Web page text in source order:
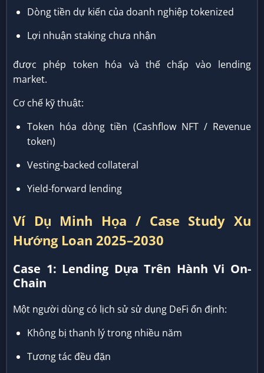
Dòng tiền dự kiến của doanh nghiệp tokenized
Lợi nhuận staking chưa nhận
được phép token hóa và thế chấp vào lending
market.
Cơ chế kỹ thuật:
Token hóa dòng tiền (Cashflow NFT / Revenue
token)
Vesting-backed collateral
Yield-forward lending
Ví Dụ Minh Họa / Case Study Xu
Hướng Loan 2025–2030
Case 1: Lending Dựa Trên Hành Vi On-
Chain
Một người dùng có lịch sử sử dụng DeFi ổn định:
Không bị thanh lý trong nhiều năm
Tương tác đều đặn